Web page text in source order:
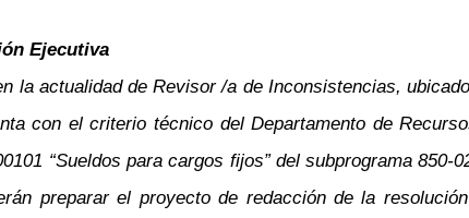
Ejecutiva
la actualidad de Revisor /a de Inconsistencias,
con el criterio técnico del Departamento de
“Sueldos para cargos fijos” del subprograma
preparar el proyecto de redacción de la